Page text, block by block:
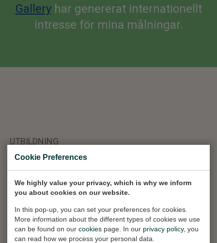
Cookie Preferences
We highly value your privacy, which is why we inform
you about cookies on our website.
In this pop-up, you can set your preferences for cookies.
More information about the different types of cookies we use
can be found on our cookies page. In our privacy policy, you
can read how we process your personal data.
Galleryhar genererat internationellt
intresse för mina målningar.
UTBILDNING
1975 - 1980
Photography school
Apeldoorn, The Netherlands
1969 - 1974